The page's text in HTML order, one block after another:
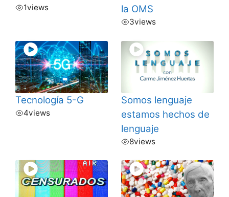
1views
la OMS
3views
Tecnología 5-G
4views
Somos lenguaje
estamos hechos de
lenguaje
8views